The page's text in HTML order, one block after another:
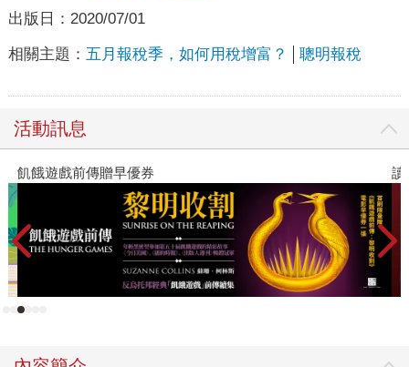
出版日： 2020/07/01
相關主題： 五月報稅季，如何用稅增富？ 聰明報稅
活動訊息
飢餓遊戲前傳贈早優券 讀